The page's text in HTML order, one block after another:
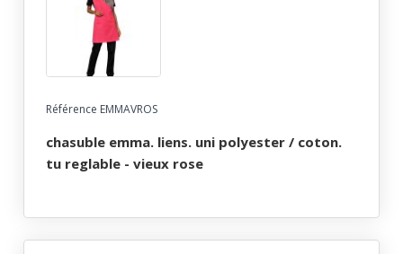
Référence EMMAVROS
chasuble emma. liens. uni polyester / coton.
tu reglable - vieux rose